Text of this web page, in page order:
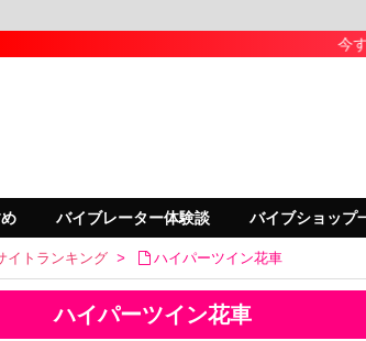
今すぐ楽しめるバイ
バイブレーター体験談 バイブショップ
イトランキング > ハイパーツイン花車
ハイパーツイン花車